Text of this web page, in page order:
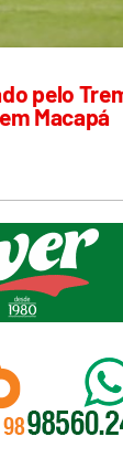
pelo
Macapá